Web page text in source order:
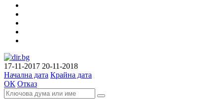
17-11-2017 20-11-2018
Начална дата Крайна дата
ОК Отказ